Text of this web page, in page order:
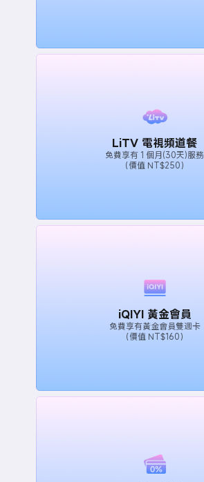
LiTV 電視頻道餐
免費享有 1 個月(30天)服務
（價值 NT$250）
iQIYI 黃金會員
免費享有黃金會員雙週卡
（價值 NT$160）